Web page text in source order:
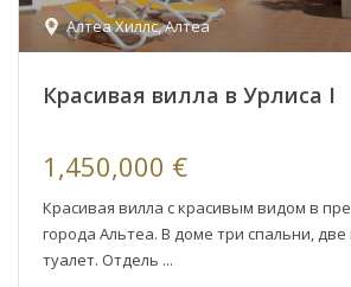
Алтеа Хиллс,Алтеа
Красивая вилла в Урлиса I
1,450,000 €
Красивая вилла с красивым видом в
города Альтеа. В доме три спальни,
туалет. Отдель